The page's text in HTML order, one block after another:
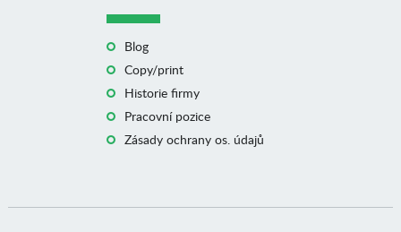
Blog
Copy/print
Historie firmy
Pracovní pozice
Zásady ochrany os. údajů